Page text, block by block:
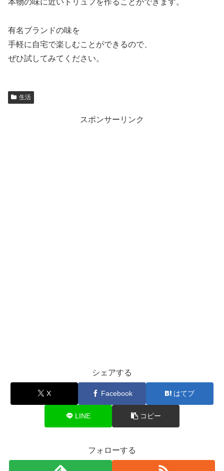
本物の味に近いトリュフを作ることができます。
有名ブランドの味を
手軽に自宅で楽しむことができるので、
ぜひ試してみてください。
生活
スポンサーリンク
シェアする
X Facebook はてブ
LINE コピー
フォローする